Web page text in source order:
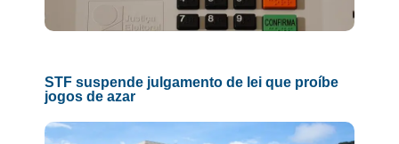
STF suspende julgamento de lei que proíbe
jogos de azar